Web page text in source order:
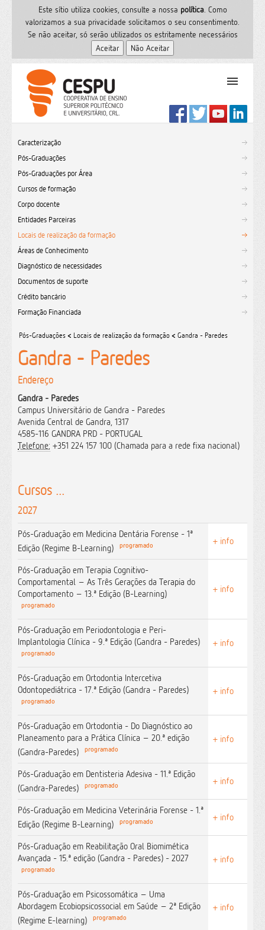
Este sítio utiliza cookies, consulte a nossa polí­tica. Como
valorizamos a sua privacidade solicitamos o seu consentimento.
Se não aceitar, só serão utilizados os estritamente necessários
PT
Formação
Serviços de Saúde
CESPU
Sites do grupo
Utilizador
Contactos
Caracterização
Pós-Graduações
Pós-Graduações por Área
Cursos de formação
Corpo docente
Entidades Parceiras
Locais de realização da formação
Áreas de Conhecimento
Diagnóstico de necessidades
Documentos de suporte
Crédito bancário
Formação Financiada
Pós-Graduações < Locais de realização da formação < Gandra - Paredes
Gandra - Paredes
Endereço
Gandra - Paredes
Campus Universitário de Gandra - Paredes
Avenida Central de Gandra, 1317
4585-116 GANDRA PRD - PORTUGAL
Telefone: +351 224 157 100 (Chamada para a rede fixa nacional)
Cursos ...
2027
Pós-Graduação em Medicina Dentária Forense - 1ª
Edição (Regime B-Learning)
programado + info
Pós-Graduação em Terapia Cognitivo-
Comportamental – As Três Gerações da Terapia do
Comportamento – 13.ª Edição (B-Learning)
programado
+ info
Pós-Graduação em Periodontologia e Peri-
Implantologia Clínica - 9.ª Edição (Gandra - Paredes)
programado
+ info
Pós-Graduação em Ortodontia Intercetiva
Odontopediátrica - 17.ª Edição (Gandra - Paredes)
programado
+ info
Pós-Graduação em Ortodontia - Do Diagnóstico ao
Planeamento para a Prática Clínica – 20.ª edição
(Gandra-Paredes)
programado
+ info
Pós-Graduação em Dentisteria Adesiva - 11.ª Edição
(Gandra-Paredes)
programado + info
Pós-Graduação em Medicina Veterinária Forense - 1.ª
Edição (Regime B-Learning)
programado + info
Pós-Graduação em Reabilitação Oral Biomimética
Avançada - 15.ª edição (Gandra - Paredes) - 2027
programado
+ info
Pós-Graduação em Psicossomática – Uma
Abordagem Ecobiopsicossocial em Saúde – 2ª Edição
(Regime E-learning)
programado
+ info